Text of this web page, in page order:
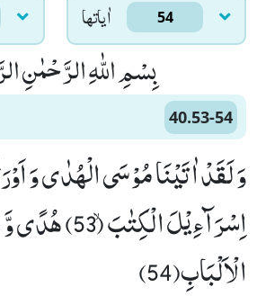
اٰياتها 54
بِسْمِ اللّٰهِ الرَّحْمٰنِ
40.53-54
وَ لَقَدْ اٰتَیْنَا مُوْسَى الْهُدٰى وَ
اِسْرَآءِیْلَ
الْاَلْبَابِ(54)